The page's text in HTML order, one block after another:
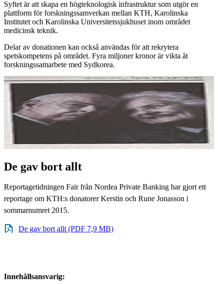
Syftet är att skapa en högteknologisk infrastruktur som utgör en
plattform för forskningssamverkan mellan KTH, Karolinska
Institutet och Karolinska Universitetssjukhuset inom området
medicinsk teknik.
Delar av donationen kan också användas för att rekrytera
spetskompetens på området. Fyra miljoner kronor är vikta åt
forskningssamarbete med Sydkorea.
De gav bort allt
Reportagetidningen Fair från Nordea Private Banking har gjort ett
reportage om KTH:s donatorer Kerstin och Rune Jonasson i
sommarnumret 2015.
De gav bort allt (PDF 7,9 MB)
Innehållsansvarig: